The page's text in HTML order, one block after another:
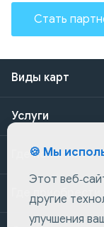
Стать
Виды карт
Услуги
Где пополнить
Где приобрести
🍪 Мы
Этот
другие
улучшения